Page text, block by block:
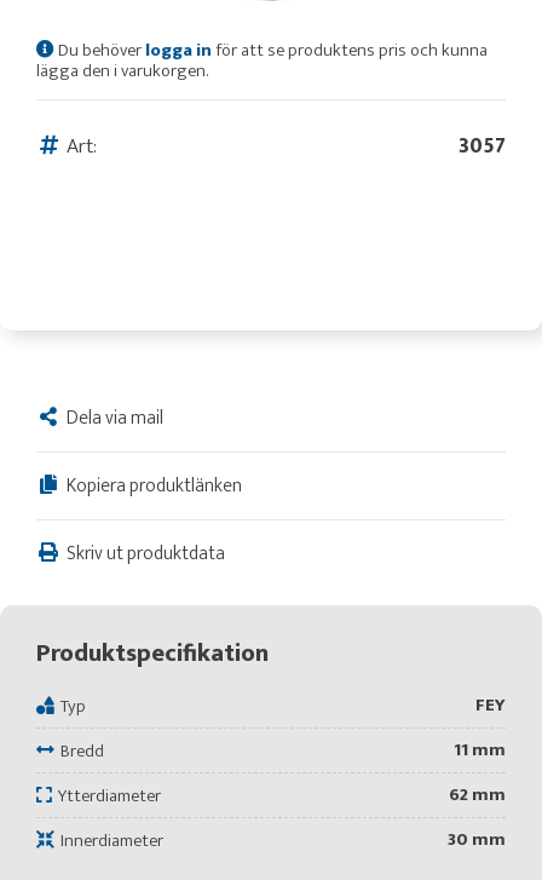
Du behöverlogga inför att se produktens pris och kunna
lägga den i varukorgen.
Art: 3057
Dela via mail
Kopiera produktlänken
Skriv ut produktdata
Produktspecifikation
Typ
FEY
Bredd
11 mm
Ytterdiameter
62 mm
Innerdiameter
30 mm